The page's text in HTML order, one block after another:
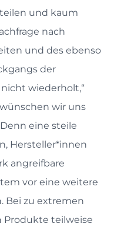
und kaum
nach
und des ebenso
der
wiederholt,“
wir uns
eine steile
Hersteller*innen
angreifbare
vor eine weitere
Bei zu extremen
Produkte teilweise